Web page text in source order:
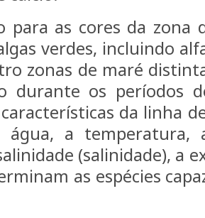
para as cores da zona
verdes, incluindo
zonas de maré
durante os períodos
da linha
água, a temperatura,
(salinidade), a
as espécies